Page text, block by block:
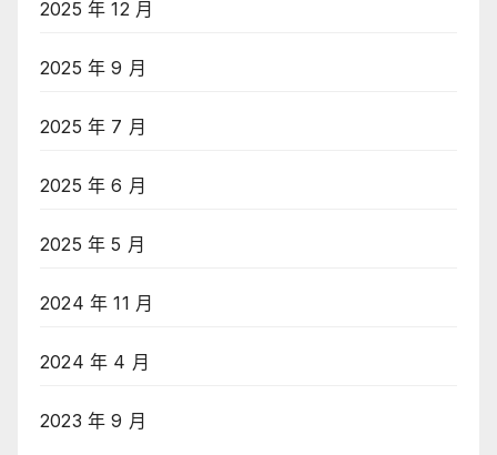
2025 年 12 月
2025 年 9 月
2025 年 7 月
2025 年 6 月
2025 年 5 月
2024 年 11 月
2024 年 4 月
2023 年 9 月